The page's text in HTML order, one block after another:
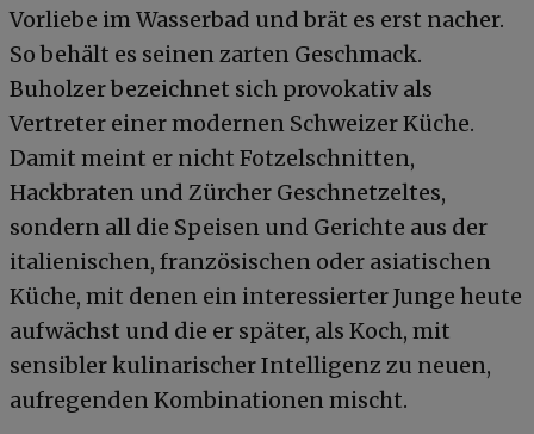
Vorliebe im Wasserbad und brät es erst nacher.
So behält es seinen zarten Geschmack.
Buholzer bezeichnet sich provokativ als
Vertreter einer modernen Schweizer Küche.
Damit meint er nicht Fotzelschnitten,
Hackbraten und Zürcher Geschnetzeltes,
sondern all die Speisen und Gerichte aus der
italienischen, französischen oder asiatischen
Küche, mit denen ein interessierter Junge heute
aufwächst und die er später, als Koch, mit
sensibler kulinarischer Intelligenz zu neuen,
aufregenden Kombinationen mischt.